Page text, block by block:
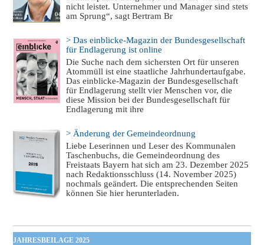
nicht leistet. Unternehmer und Manager sind stets
am Sprung“, sagt Bertram Br
> Das einblicke-Magazin der Bundesgesellschaft
für Endlagerung ist online
Die Suche nach dem sichersten Ort für unseren
Atommüll ist eine staatliche Jahrhundertaufgabe.
Das einblicke-Magazin der Bundesgesellschaft
für Endlagerung stellt vier Menschen vor, die
diese Mission bei der Bundesgesellschaft für
Endlagerung mit ihre
> Änderung der Gemeindeordnung
Liebe Leserinnen und Leser des Kommunalen
Taschenbuchs, die Gemeindeordnung des
Freistaats Bayern hat sich am 23. Dezember 2025
nach Redaktionsschluss (14. November 2025)
nochmals geändert. Die entsprechenden Seiten
können Sie hier herunterladen.
JAHRESBEILAGE 2025